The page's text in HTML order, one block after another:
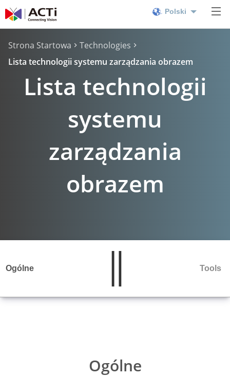
Polski
Strona Startowa
Technologies
Lista technologii systemu zarządzania obrazem
Lista technologii
systemu
zarządzania
obrazem
Ogólne Tools
Ogólne